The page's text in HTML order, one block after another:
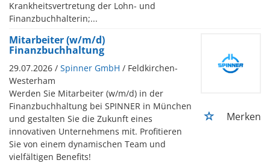
Krankheitsvertretung der Lohn- und
Finanzbuchhalterin;...
Mitarbeiter (w/m/d)
Finanzbuchhaltung
29.07.2026 / Spinner GmbH / Feldkirchen-
Westerham
Werden Sie Mitarbeiter (w/m/d) in der
Finanzbuchhaltung bei SPINNER in München
und gestalten Sie die Zukunft eines
innovativen Unternehmens mit. Profitieren
Sie von einem dynamischen Team und
vielfältigen Benefits!
Merken